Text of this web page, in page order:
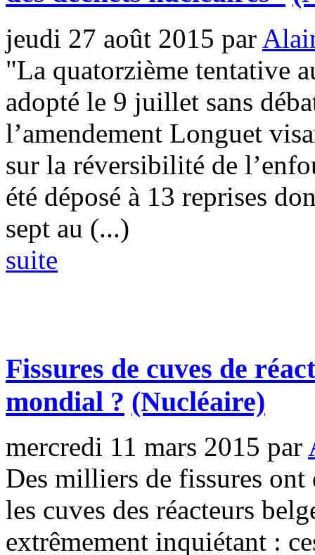
jeudi 27 août 2015 par
"La quatorzième tentative
adopté le 9 juillet sans
l’amendement Longuet
sur la réversibilité de
été déposé à 13 reprises
sept au (...)
suite
Fissures de cuves de
mondial ? (Nucléaire)
mercredi 11 mars 2015 par
Des milliers de fissures ont
les cuves des réacteurs
extrêmement inquiétant :